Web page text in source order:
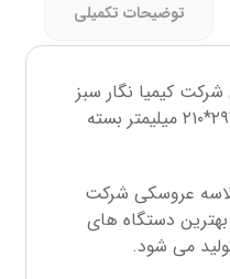
توضیحات تکمیلی
کیمیا نگار سبز
۲۹۷*۲۱۰ میلیمتر بسته
عروسکی شرکت
دستگاه های